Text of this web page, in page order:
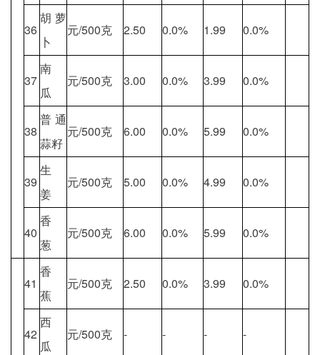
36
胡萝
卜
元/500克 2.50 0.0% 1.99 0.0%
37
南
瓜
元/500克 3.00 0.0% 3.99 0.0%
38
普通
蒜籽
元/500克 6.00 0.0% 5.99 0.0%
39
生
姜
元/500克 5.00 0.0% 4.99 0.0%
40
香
葱
元/500克 6.00 0.0% 5.99 0.0%
41
香
蕉
元/500克 2.50 0.0% 3.99 0.0%
42
西
瓜
元/500克 - - - -